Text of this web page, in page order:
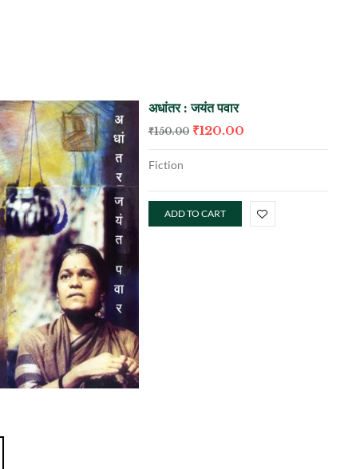
अधांतर : जयंत पवार
₹150.00 ₹120.00
Fiction
ADD TO CART